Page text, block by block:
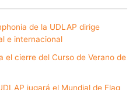
de la UDLAP dirige
e internacional
el cierre del Curso de Verano de
jugará el Mundial de Flag